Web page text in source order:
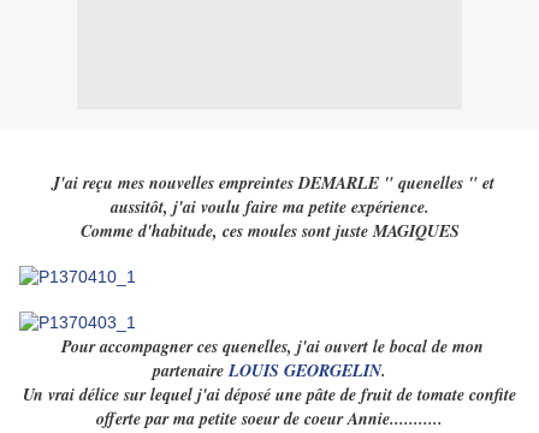
J'ai reçu mes nouvelles empreintes DEMARLE " quenelles " et
aussitôt, j'ai voulu faire ma petite expérience.
Comme d'habitude, ces moules sont juste MAGIQUES
Pour accompagner ces quenelles, j'ai ouvert le bocal de mon
partenaireLOUIS GEORGELIN.
Un vrai délice sur lequel j'ai déposé une pâte de fruit de tomate confite
offerte par ma petite soeur de coeur Annie...........